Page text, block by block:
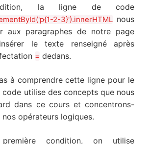
la ligne de code
2-3}').innerHTML nous
aux paragraphes de notre page
le texte renseigné après
= dedans.
à comprendre cette ligne pour le
utilise des concepts que nous
dans ce cours et concentrons-
opérateurs logiques.
condition, on utilise